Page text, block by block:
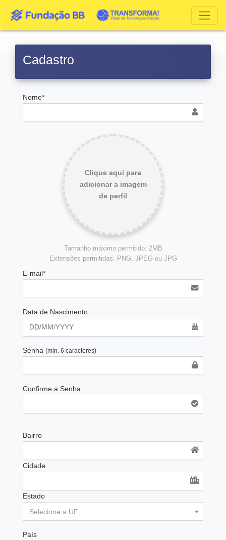
Cadastro
Nome*
Clique aqui para
adicionar a imagem
de perfil
Tamanho máximo permitido: 2MB
Extensões permitidas: PNG, JPEG ou JPG
E-mail*
Data de Nascimento
Senha (min. 6 caracteres)
Confirme a Senha
Bairro
Cidade
Estado
Selecione a UF
País